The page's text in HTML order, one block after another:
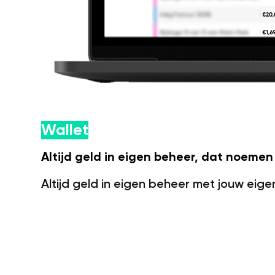
Wallet
Altijd geld in eigen beheer, dat
Altijd geld in eigen beheer met jouw